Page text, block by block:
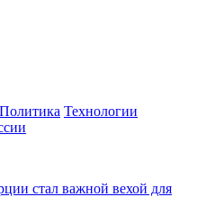
Политика Технологии
стал важной вехой для